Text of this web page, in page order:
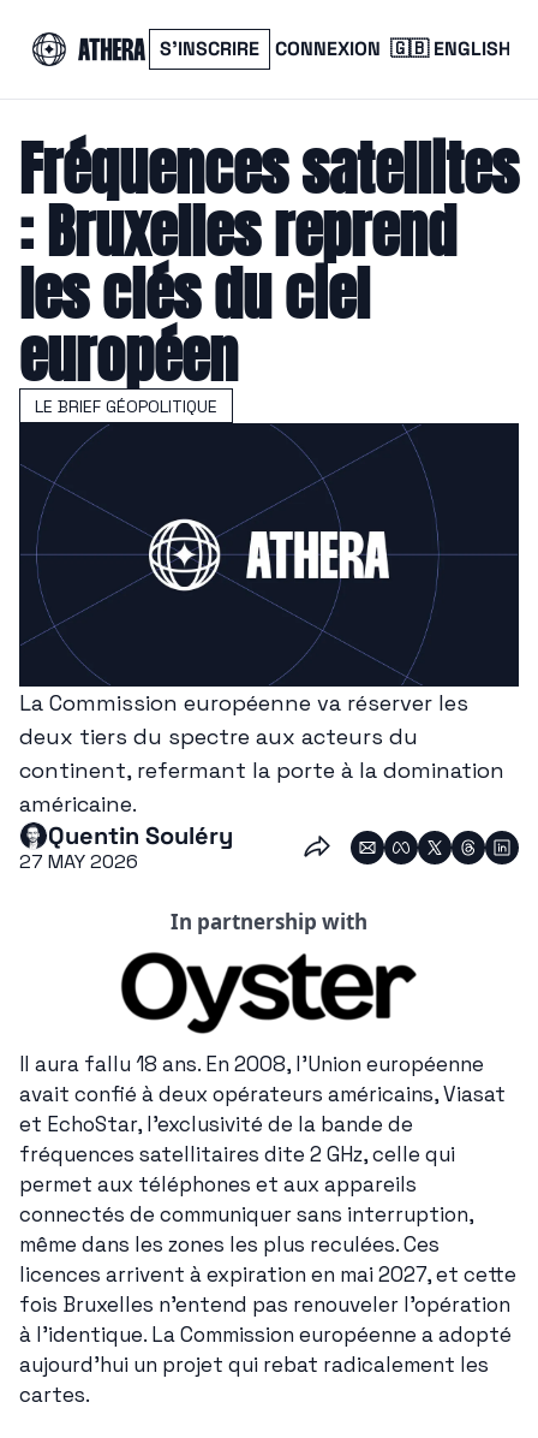
S’INSCRIRE CONNEXION 🇬🇧 ENGLISH
Fréquences satellites
: Bruxelles reprend
les clés du ciel
européen
LE BRIEF GÉOPOLITIQUE
La Commission européenne va réserver les
deux tiers du spectre aux acteurs du
continent, refermant la porte à la domination
américaine.
Quentin Souléry
27 MAY 2026
In partnership with
Il aura fallu 18 ans. En 2008, l'Union européenne
avait confié à deux opérateurs américains, Viasat
et EchoStar, l'exclusivité de la bande de
fréquences satellitaires dite 2 GHz, celle qui
permet aux téléphones et aux appareils
connectés de communiquer sans interruption,
même dans les zones les plus reculées. Ces
licences arrivent à expiration en mai 2027, et cette
fois Bruxelles n'entend pas renouveler l'opération
à l'identique. La Commission européenne a adopté
aujourd'hui un projet qui rebat radicalement les
cartes.